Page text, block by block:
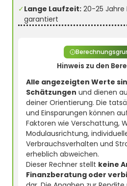
✓Lange Laufzeit: 20-25 Jahre
garantiert
Hinweis zu den
Alle angezeigten Werte
Schätzungen und dienen
deiner Orientierung. Die
und Einsparungen können
Faktoren wie Verschattung,
Modulausrichtung,
Verbrauchsverhalten und
erheblich abweichen.
Dieser Rechner stellt keine
Finanzberatung oder